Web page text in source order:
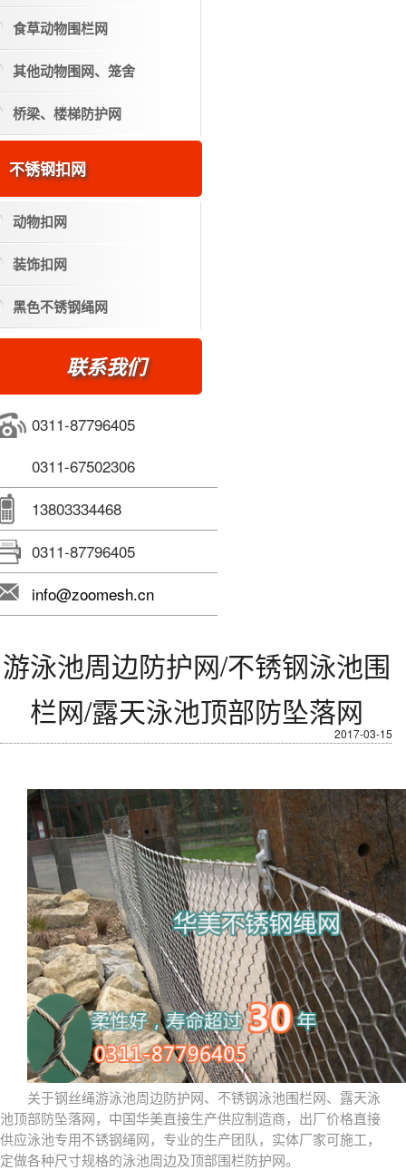
食草动物围栏网
其他动物围网、笼舍
桥梁、楼梯防护网
不锈钢扣网
动物扣网
装饰扣网
黑色不锈钢绳网
联系我们
0311-87796405
0311-67502306
13803334468
0311-87796405
info@zoomesh.cn
游泳池周边防护网/不锈钢泳池围
栏网/露天泳池顶部防坠落网
2017-03-15
关于钢丝绳游泳池周边防护网、不锈钢泳池围栏网、露天泳
池顶部防坠落网，中国华美直接生产供应制造商，出厂价格直接
供应泳池专用不锈钢绳网，专业的生产团队，实体厂家可施工，
定做各种尺寸规格的泳池周边及顶部围栏防护网。